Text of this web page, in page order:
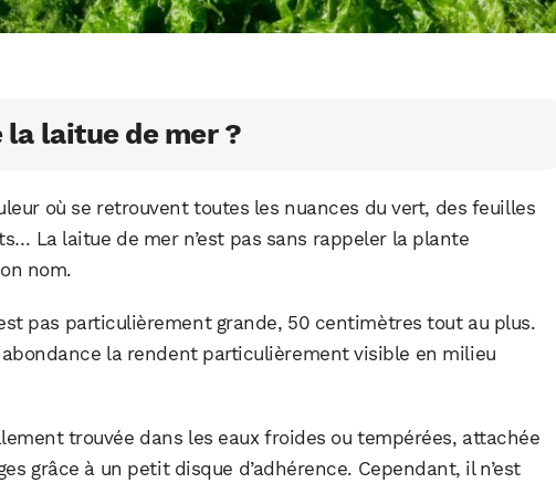
laitue de mer ?
où se retrouvent toutes les nuances du vert, des feuilles
La laitue de mer n’est pas sans rappeler la plante
nom.
pas particulièrement grande, 50 centimètres tout au plus.
la rendent particulièrement visible en milieu
trouvée dans les eaux froides ou tempérées, attachée
grâce à un petit disque d’adhérence. Cependant, il n’est